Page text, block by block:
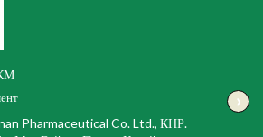
›
Pharmaceutical Co. Ltd., КНР.